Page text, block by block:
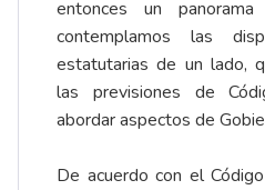
entonces un
contemplamos las
estatutarias de un lado,
las previsiones de
abordar aspectos de
De acuerdo con el